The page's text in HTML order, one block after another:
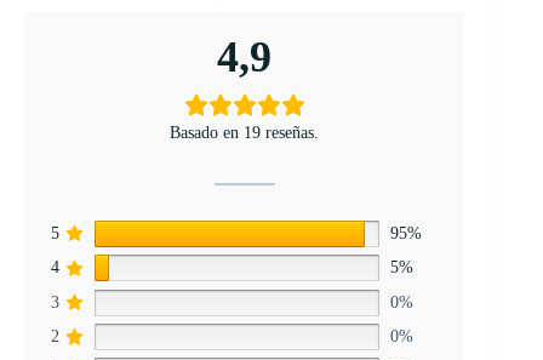
4,9
Basado en 19 reseñas.
5
95%
4
5%
3
0%
2
0%